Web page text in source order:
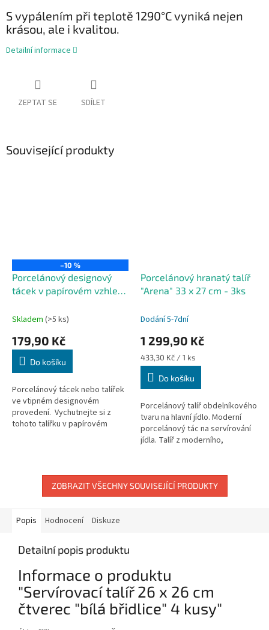
S vypálením při teplotě 1290°C vyniká nejen
krásou, ale i kvalitou.
Detailní informace
ZEPTAT SE SDÍLET
Související produkty
–10 %
Porcelánový designový
tácek v papírovém vzhledu
Skladem (>5 ks)
179,90 Kč
Do košíku
Porcelánový tácek nebo talířek
ve vtipném designovém
provedení. Vychutnejte si z
tohoto talířku v papírovém
Porcelánový hranatý talíř
"Arena" 33 x 27 cm - 3ks
Dodání 5-7dní
1 299,90 Kč
Měrná
cena:
433,30 Kč / 1 ks
Do košíku
Porcelánový talíř obdelníkového
tvaru na hlavní jídlo. Moderní
porcelánový tác na servírování
jídla. Talíř z moderního,
ZOBRAZIT VŠECHNY SOUVISEJÍCÍ PRODUKTY
Popis Hodnocení Diskuze
Detailní popis produktu
Informace o produktu
"Servírovací talíř 26 x 26 cm
čtverec "bílá břidlice" 4 kusy"